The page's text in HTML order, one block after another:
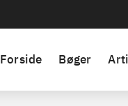
Forside Bøger